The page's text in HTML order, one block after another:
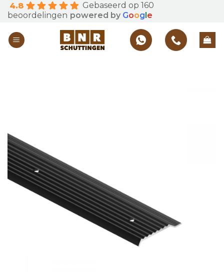
Skip
to
content
4.8
Gebaseerd op 160
beoordelingen powered by Goog e